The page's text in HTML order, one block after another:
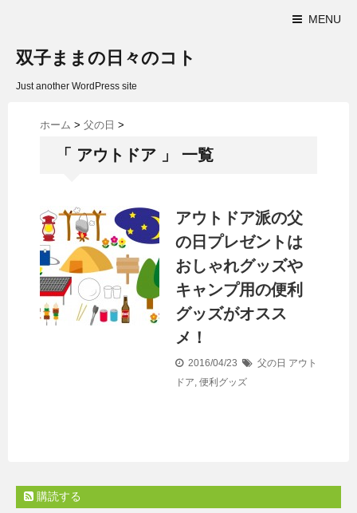
MENU
双子ままの日々のコト
Just another WordPress site
ホーム > 父の日 >
「 アウトドア 」 一覧
アウトドア派の父
の日プレゼントは
おしゃれグッズや
キャンプ用の便利
グッズがオスス
メ！
2016/04/23 父の日 アウト
ドア, 便利グッズ
購読する